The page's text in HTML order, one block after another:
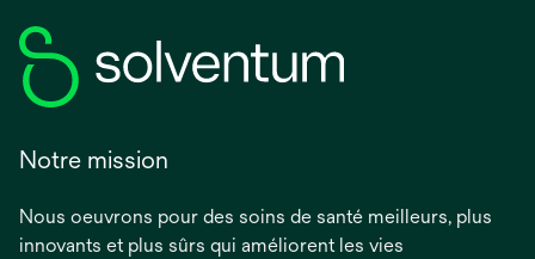
Notre mission
Nous oeuvrons pour des soins de santé meilleurs, plus
innovants et plus sûrs qui améliorent les vies